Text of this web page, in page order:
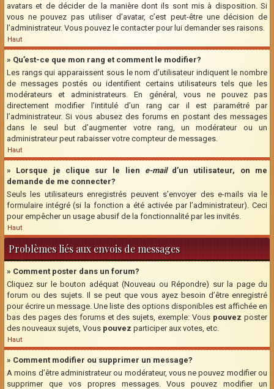
avatars et de décider de la manière dont ils sont mis à disposition. Si
vous ne pouvez pas utiliser d’avatar, c’est peut-être une décision de
l’administrateur. Vous pouvez le contacter pour lui demander ses raisons.
Haut
» Qu’est-ce que mon rang et comment le modifier?
Les rangs qui apparaissent sous le nom d’utilisateur indiquent le nombre
de messages postés ou identifient certains utilisateurs tels que les
modérateurs et administrateurs. En général, vous ne pouvez pas
directement modifier l’intitulé d’un rang car il est paramétré par
l’administrateur. Si vous abusez des forums en postant des messages
dans le seul but d’augmenter votre rang, un modérateur ou un
administrateur peut rabaisser votre compteur de messages.
Haut
» Lorsque je clique sur le lien e-maild’un utilisateur, on me
demande de me connecter?
Seuls les utilisateurs enregistrés peuvent s’envoyer des e-mails via le
formulaire intégré (si la fonction a été activée par l’administrateur). Ceci
pour empêcher un usage abusif de la fonctionnalité par les invités.
Haut
Problèmes liés aux envois de messages
» Comment poster dans un forum?
Cliquez sur le bouton adéquat (Nouveau ou Répondre) sur la page du
forum ou des sujets. Il se peut que vous ayez besoin d’être enregistré
pour écrire un message. Une liste des options disponibles est affichée en
bas des pages des forums et des sujets, exemple: Vous pouvez poster
des nouveaux sujets, Vous pouvez participer aux votes, etc.
Haut
» Comment modifier ou supprimer un message?
A moins d’être administrateur ou modérateur, vous ne pouvez modifier ou
supprimer que vos propres messages. Vous pouvez modifier un